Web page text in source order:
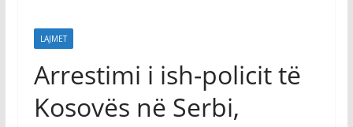
LAJMET
Arrestimi i ish-policit të
Kosovës në Serbi,